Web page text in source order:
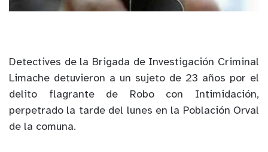
Detectives de la Brigada de Investigación Criminal
Limache detuvieron a un sujeto de 23 años por el
delito flagrante de Robo con Intimidación,
perpetrado la tarde del lunes en la Población Orval
de la comuna.